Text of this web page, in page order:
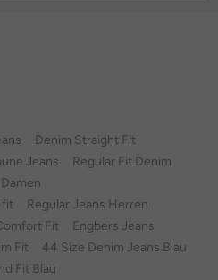
Denim Straight Fit
Jeans
Regular Fit Denim
fit
Regular Jeans Herren
Fit
Engbers Jeans
Fit
44 Size Denim Jeans Blau
Fit Blau